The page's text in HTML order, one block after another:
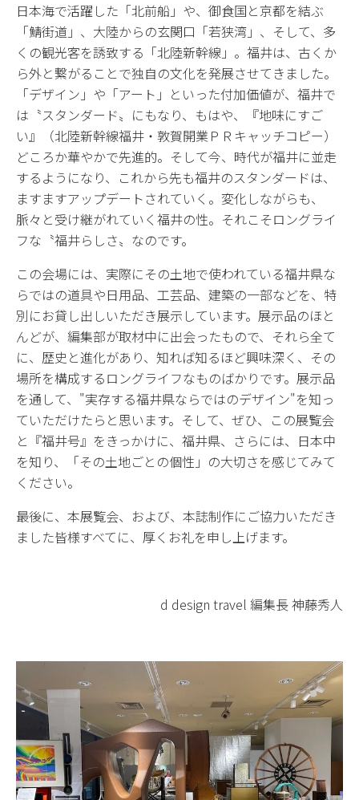
日本海で活躍した「北前船」や、御食国と京都を結ぶ
「鯖街道」、大陸からの玄関口「若狭湾」、そして、多
くの観光客を誘致する「北陸新幹線」。福井は、古くか
ら外と繋がることで独自の文化を発展させてきました。
「デザイン」や「アート」といった付加価値が、福井で
は〝スタンダード〟にもなり、もはや、『地味にすご
い』（北陸新幹線福井・敦賀開業ＰＲキャッチコピー）
どころか華やかで先進的。そして今、時代が福井に並走
するようになり、これから先も福井のスタンダードは、
ますますアップデートされていく。変化しながらも、
脈々と受け継がれていく福井の性。それこそロングライ
フな〝福井らしさ〟なのです。
この会場には、実際にその土地で使われている福井県な
らではの道具や日用品、工芸品、建築の一部などを、特
別にお貸し出しいただき展示しています。展示品のほと
んどが、編集部が取材中に出会ったもので、それら全て
に、歴史と進化があり、知れば知るほど興味深く、その
場所を構成するロングライフなものばかりです。展示品
を通して、"実存する福井県ならではのデザイン"を知っ
ていただけたらと思います。そして、ぜひ、この展覧会
と『福井号』をきっかけに、福井県、さらには、日本中
を知り、「その土地ごとの個性」の大切さを感じてみて
ください。
最後に、本展覧会、および、本誌制作にご協力いただき
ました皆様すべてに、厚くお礼を申し上げます。
d design travel 編集長 神藤秀人